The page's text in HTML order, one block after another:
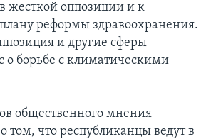
жесткой оппозиции и к
реформы здравоохранения.
и другие сферы –
о борьбе с климатическими
общественного мнения
том, что республиканцы ведут в